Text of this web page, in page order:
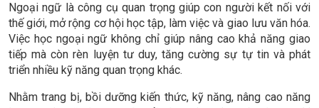
Ngoại ngữ là công cụ quan trọng giúp con người kết nối với
thế giới, mở rộng cơ hội học tập, làm việc và giao lưu văn hóa.
Việc học ngoại ngữ không chỉ giúp nâng cao khả năng giao
tiếp mà còn rèn luyện tư duy, tăng cường sự tự tin và phát
triển nhiều kỹ năng quan trọng khác.
Nhằm trang bị, bồi dưỡng kiến thức, kỹ năng, nâng cao năng